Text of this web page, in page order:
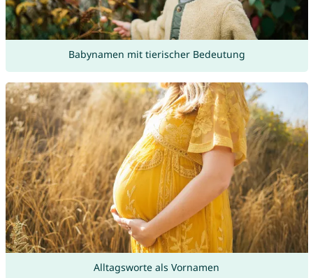
Babynamen mit tierischer Bedeutung
Alltagsworte als Vornamen